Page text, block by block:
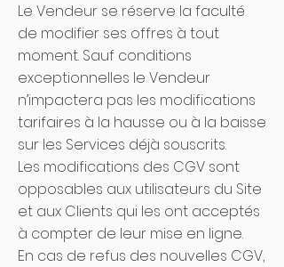
Le Vendeur se réserve la faculté
de modifier ses offres à tout
moment. Sauf conditions
exceptionnelles le Vendeur
n’impactera pas les modifications
tarifaires à la hausse ou à la baisse
sur les Services déjà souscrits.
Les modifications des CGV sont
opposables aux utilisateurs du Site
et aux Clients qui les ont acceptés
à compter de leur mise en ligne.
En cas de refus des nouvelles CGV,